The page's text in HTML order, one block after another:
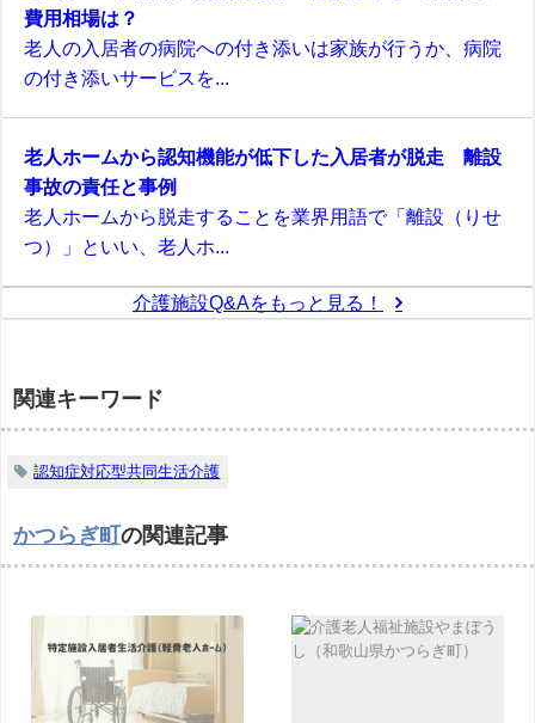
費用相場は？
老人の入居者の病院への付き添いは家族が行うか、病院
の付き添いサービスを...
老人ホームから認知機能が低下した入居者が脱走 離設
事故の責任と事例
老人ホームから脱走することを業界用語で「離設（りせ
つ）」といい、老人ホ...
介護施設Q&Aをもっと見る！
関連キーワード
認知症対応型共同生活介護
かつらぎ町 の関連記事